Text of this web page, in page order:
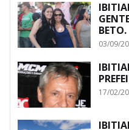
BETO.
03/09/
17/02/